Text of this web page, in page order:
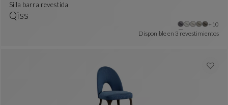
: 20 colores disponibles
Qiss
silla barra revestida
+10Otros
Disponible en 3 revestimientos